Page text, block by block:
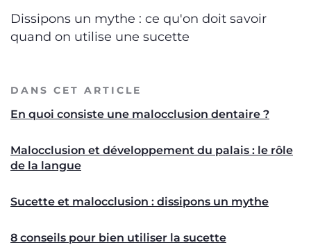
Dissipons un mythe : ce qu'on doit savoir
quand on utilise une sucette
DANS CET ARTICLE
En quoi consiste une malocclusion dentaire ?
Malocclusion et développement du palais : le rôle
de la langue
Sucette et malocclusion : dissipons un mythe
8 conseils pour bien utiliser la sucette